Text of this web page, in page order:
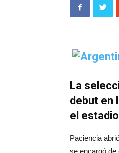
La
debut en
el
Paciencia
se encargó de